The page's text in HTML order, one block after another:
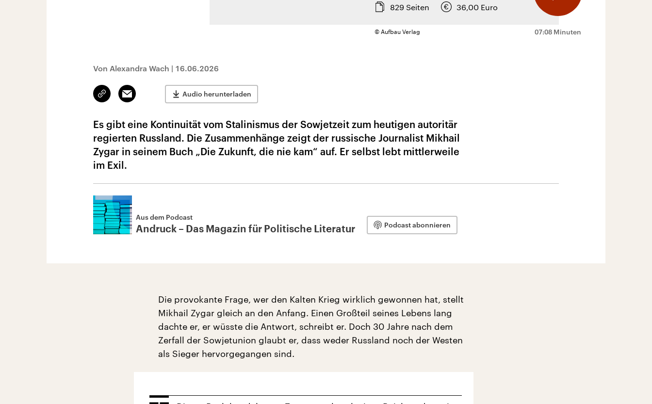
07:08 Minuten
© Aufbau Verlag
829 Seiten 36,00 Euro
Von Alexandra Wach | 16.06.2026
Link
kopieren/teilen
Email Audio herunterladen
Es gibt eine Kontinuität vom Stalinismus der Sowjetzeit zum heutigen autoritär
regierten Russland. Die Zusammenhänge zeigt der russische Journalist Mikhail
Zygar in seinem Buch „Die Zukunft, die nie kam“ auf. Er selbst lebt mittlerweile
im Exil.
Aus dem Podcast
Andruck – Das Magazin für Politische Literatur Podcast abonnieren
Die provokante Frage, wer den Kalten Krieg wirklich gewonnen hat, stellt
Mikhail Zygar gleich an den Anfang. Einen Großteil seines Lebens lang
dachte er, er wüsste die Antwort, schreibt er. Doch 30 Jahre nach dem
Zerfall der Sowjetunion glaubt er, dass weder Russland noch der Westen
als Sieger hervorgegangen sind.